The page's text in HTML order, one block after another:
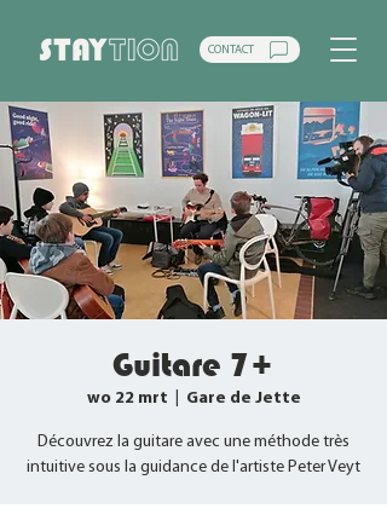
CONTACT
Guitare 7+
wo 22 mrt Gare de Jette
Découvrez la guitare avec une méthode très
intuitive sous la guidance de l'artiste Peter Veyt